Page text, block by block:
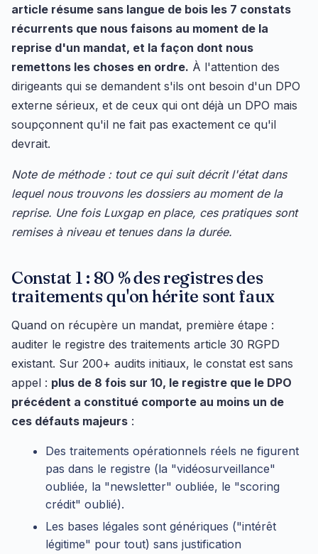
article résume sans langue de bois les 7 constats
récurrents que nous faisons au moment de la
reprise d'un mandat, et la façon dont nous
remettons les choses en ordre. À l'attention des
dirigeants qui se demandent s'ils ont besoin d'un DPO
externe sérieux, et de ceux qui ont déjà un DPO mais
soupçonnent qu'il ne fait pas exactement ce qu'il
devrait.
Note de méthode : tout ce qui suit décrit l'état dans
lequel nous trouvons les dossiers au moment de la
reprise. Une fois Luxgap en place, ces pratiques sont
remises à niveau et tenues dans la durée.
Constat 1 : 80 % des registres des
traitements qu'on hérite sont faux
Quand on récupère un mandat, première étape :
auditer le registre des traitements article 30 RGPD
existant. Sur 200+ audits initiaux, le constat est sans
appel : plus de 8 fois sur 10, le registre que le DPO
précédent a constitué comporte au moins un de
ces défauts majeurs :
Des traitements opérationnels réels ne figurent
pas dans le registre (la "vidéosurveillance"
oubliée, la "newsletter" oubliée, le "scoring
crédit" oublié).
Les bases légales sont génériques ("intérêt
légitime" pour tout) sans justification